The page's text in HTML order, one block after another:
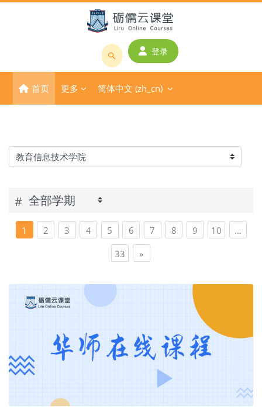
搜
课
程
师
名
登录
首页 更多 简体中文 ‎(zh_cn)‎
课程类别
#
1 2页 2 3 4页 4 5 6页 6 7 8页 8 9 页 910 页 10
…
33 页 33
»下一页